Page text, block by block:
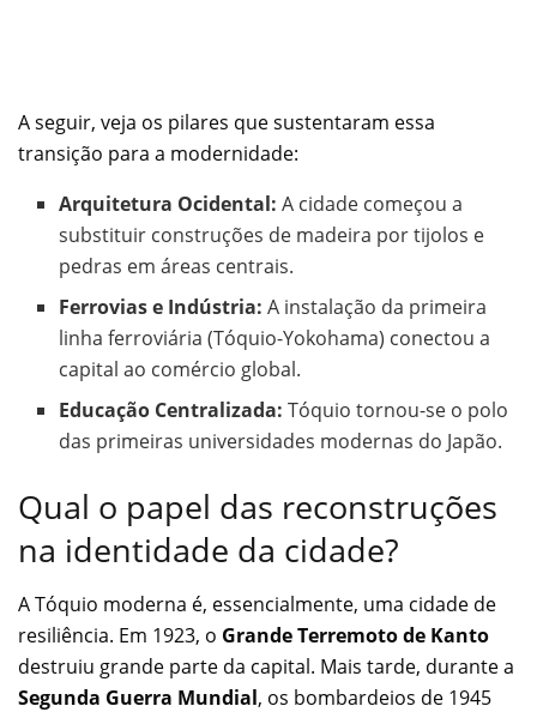
A seguir, veja os pilares que sustentaram essa
transição para a modernidade:
Arquitetura Ocidental: A cidade começou a
substituir construções de madeira por tijolos e
pedras em áreas centrais.
Ferrovias e Indústria: A instalação da primeira
linha ferroviária (Tóquio-Yokohama) conectou a
capital ao comércio global.
Educação Centralizada: Tóquio tornou-se o polo
das primeiras universidades modernas do Japão.
Qual o papel das reconstruções
na identidade da cidade?
A Tóquio moderna é, essencialmente, uma cidade de
resiliência. Em 1923, o Grande Terremoto de Kanto
destruiu grande parte da capital. Mais tarde, durante a
Segunda Guerra Mundial, os bombardeios de 1945